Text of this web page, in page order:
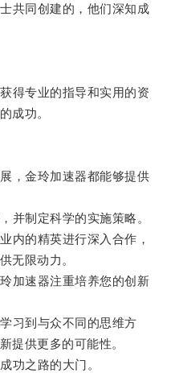
同创建的，他们深知成
专业的指导和实用的资
成功。
金玲加速器都能够提供
制定科学的实施策略。
的精英进行深入合作，
无限动力。
速器注重培养您的创新
到与众不同的思维方
提供更多的可能性。
之路的大门。